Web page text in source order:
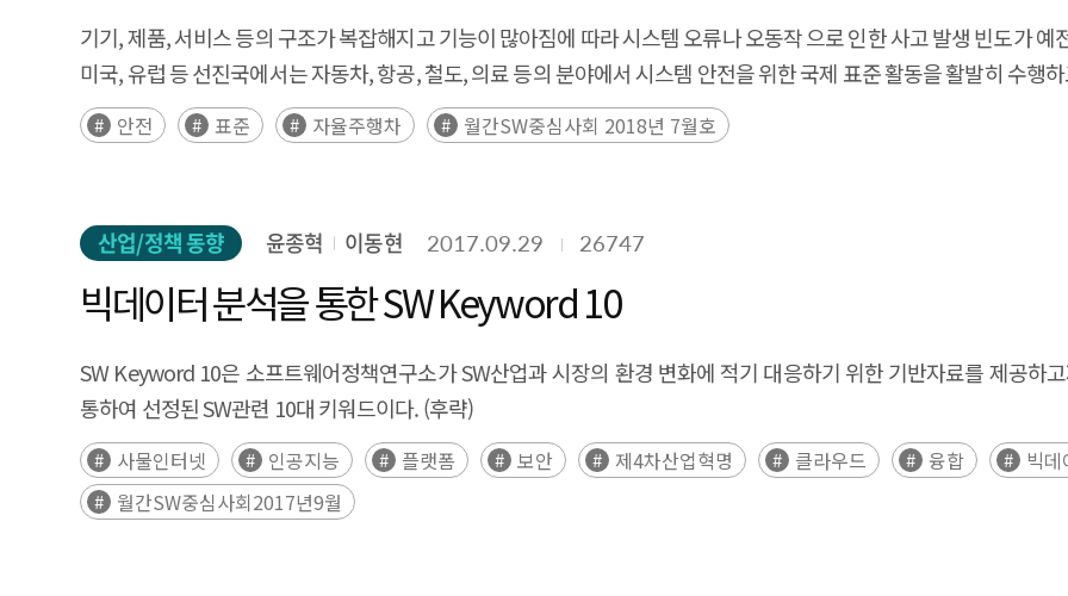
기기, 제품, 서비스 등의 구조가 복잡해지고 기능이 많아짐에 따라 시스템 오류나 오동작 으로 인한 사고 발생 빈도가 예
미국, 유럽 등 선진국에서는 자동차, 항공, 철도, 의료 등의 분야에서 시스템 안전을 위한 국제 표준 활동을 활발히 수행
안전 표준 자율주행차 월간SW중심사회 2018년 7월호
산업/정책 동향 윤종혁 이동현 2017.09.29 26747
빅데이터 분석을 통한 SW Keyword 10
SW Keyword 10은 소프트웨어정책연구소가 SW산업과 시장의 환경 변화에 적기 대응하기 위한 기반자료를 제공하
통하여 선정된 SW관련 10대 키워드이다. (후략)
사물인터넷 인공지능 플랫폼 보안 제4차산업혁명 클라우드 융합 빅데
월간SW중심사회2017년9월